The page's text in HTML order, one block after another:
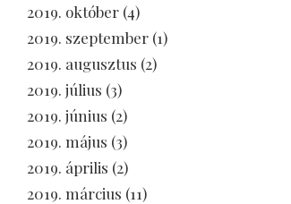
2019. október (4)
2019. szeptember (1)
2019. augusztus (2)
2019. július (3)
2019. június (2)
2019. május (3)
2019. április (2)
2019. március (11)